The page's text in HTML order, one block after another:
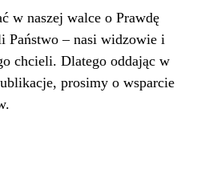
w naszej walce o Prawdę
Państwo – nasi widzowie i
chcieli. Dlatego oddając w
prosimy o wsparcie